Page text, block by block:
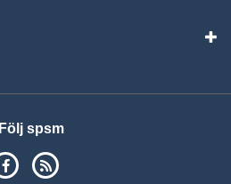
Följ spsm
SPSM på Facebook